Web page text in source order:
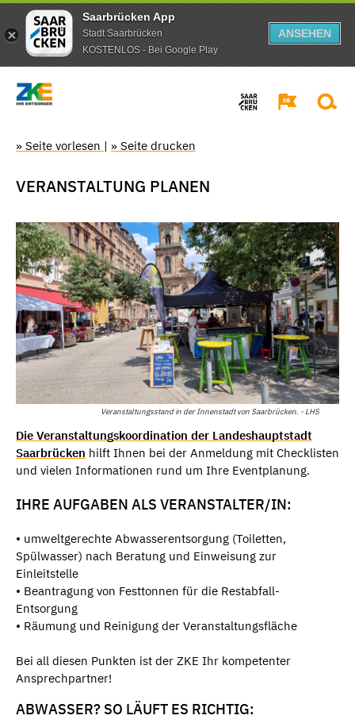
Saarbrücken App
Stadt Saarbrücken
KOSTENLOS - Bei Google Play
ANSEHEN
» Seite vorlesen | » Seite drucken
VERANSTALTUNG PLANEN
Veranstaltungsstand in der Innenstadt von Saarbrücken. - LHS
Die Veranstaltungskoordination der Landeshauptstadt
Saarbrücken hilft Ihnen bei der Anmeldung mit Checklisten
und vielen Informationen rund um Ihre Eventplanung.
IHRE AUFGABEN ALS VERANSTALTER/IN:
• umweltgerechte Abwasserentsorgung (Toiletten,
Spülwasser) nach Beratung und Einweisung zur
Einleitstelle
• Beantragung von Festtonnen für die Restabfall-
Entsorgung
• Räumung und Reinigung der Veranstaltungsfläche
Bei all diesen Punkten ist der ZKE Ihr kompetenter
Ansprechpartner!
ABWASSER? SO LÄUFT ES RICHTIG: